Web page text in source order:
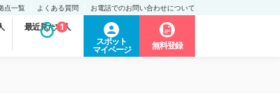
点一覧 よくある質問 お電話でのお問い合わせについて
最近見た求人
1
スポット
マイページ
無料登録